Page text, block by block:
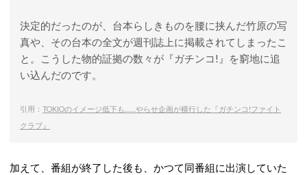
決定的だったのが、台本らしきものを腰に挟んだ竹原の写
真や、その台本の全文が週刊誌上に掲載されてしまったこ
と。こうした物的証拠の数々が『ガチンコ!』を窮地に追
い込んだのです。
引用： TOKIOのイメージ低下も……やらせ企画が横行した『ガチンコ!ファイト
クラブ』
加えて、番組が終了した後も、かつて同番組に出演していた